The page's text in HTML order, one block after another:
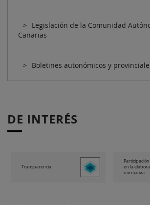
Legislación de la Comunidad
Canarias
Boletines autonómicos y
DE INTERÉS
Transparencia
en la
normativa